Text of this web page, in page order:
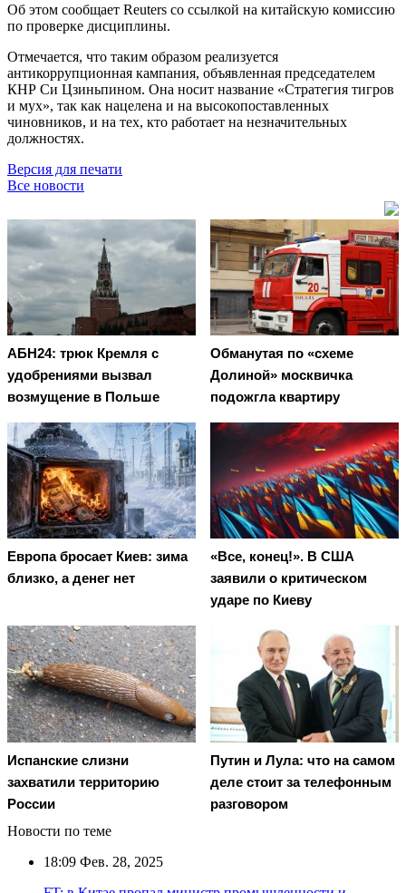
Об этом сообщает Reuters со ссылкой на китайскую комиссию
по проверке дисциплины.
Отмечается, что таким образом реализуется
антикоррупционная кампания, объявленная председателем
КНР Си Цзиньпином. Она носит название «Стратегия тигров
и мух», так как нацелена и на высокопоставленных
чиновников, и на тех, кто работает на незначительных
должностях.
Версия для печати
Все новости
АБН24: трюк Кремля с
удобрениями вызвал
возмущение в Польше
Обманутая по «схеме
Долиной» москвичка
подожгла квартиру
Европа бросает Киев: зима
близко, а денег нет
«Все, конец!». В США
заявили о критическом
ударе по Киеву
Испанские слизни
захватили территорию
России
Путин и Лула: что на самом
деле стоит за телефонным
разговором
Новости по теме
18:09 Фев. 28, 2025